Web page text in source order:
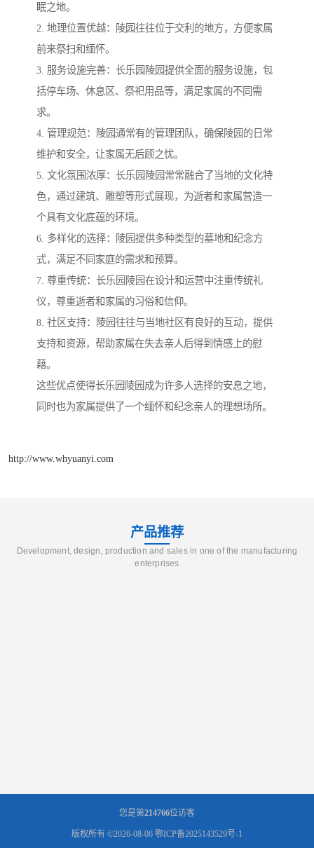
眠之地。
2. 地理位置优越：陵园往往位于交利的地方，方便家属
前来祭扫和缅怀。
3. 服务设施完善：长乐园陵园提供全面的服务设施，包
括停车场、休息区、祭祀用品等，满足家属的不同需
求。
4. 管理规范：陵园通常有的管理团队，确保陵园的日常
维护和安全，让家属无后顾之忧。
5. 文化氛围浓厚：长乐园陵园常常融合了当地的文化特
色，通过建筑、雕塑等形式展现，为逝者和家属营造一
个具有文化底蕴的环境。
6. 多样化的选择：陵园提供多种类型的墓地和纪念方
式，满足不同家庭的需求和预算。
7. 尊重传统：长乐园陵园在设计和运营中注重传统礼
仪，尊重逝者和家属的习俗和信仰。
8. 社区支持：陵园往往与当地社区有良好的互动，提供
支持和资源，帮助家属在失去亲人后得到情感上的慰
藉。
这些优点使得长乐园陵园成为许多人选择的安息之地，
同时也为家属提供了一个缅怀和纪念亲人的理想场所。
http://www.whyuanyi.com
产品推荐
Development, design, production and sales in one of the manufacturing
enterprises
您是第214766位访客
版权所有 ©2026-08-06 鄂ICP备2025143529号-1